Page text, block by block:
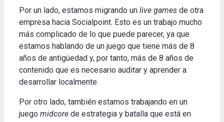
Por un lado, estamos migrando un live games de otra
empresa hacia Socialpoint. Esto es un trabajo mucho
más complicado de lo que puede parecer, ya que
estamos hablando de un juego que tiene más de 8
años de antigüedad y, por tanto, más de 8 años de
contenido que es necesario auditar y aprender a
desarrollar localmente.
Por otro lado, también estamos trabajando en un
juego midcore de estrategia y batalla que está en